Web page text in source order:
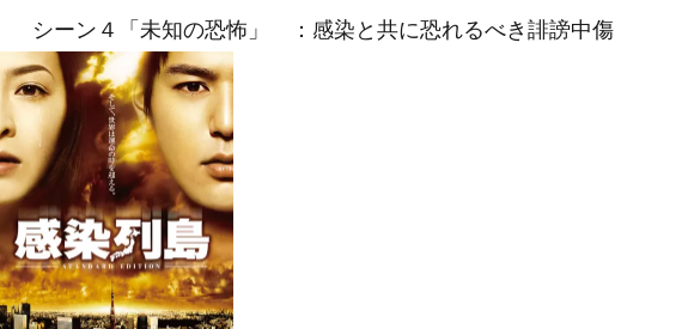
シーン４「未知の恐怖」 ：感染と共に恐れるべき誹謗中傷